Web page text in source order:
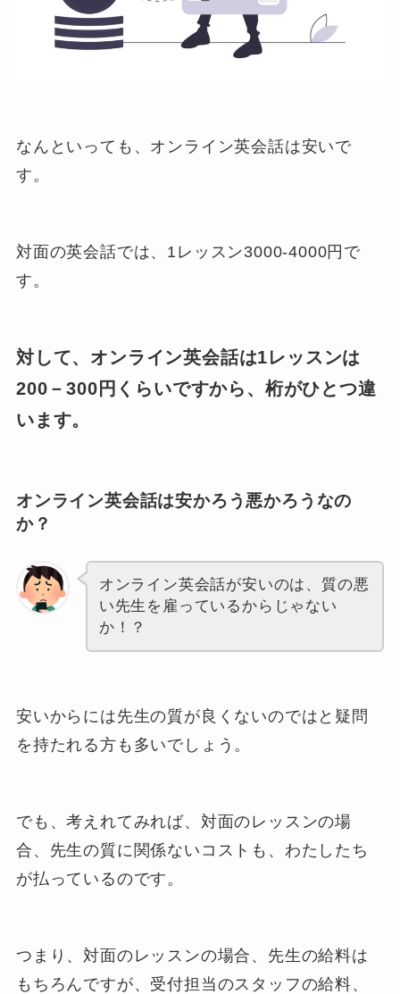
なんといっても、オンライン英会話は安いで
す。
対面の英会話では、1レッスン3000-4000円で
す。
対して、オンライン英会話は1レッスンは
200－300円くらいですから、桁がひとつ違
います。
オンライン英会話は安かろう悪かろうなの
か？
オンライン英会話が安いのは、質の悪
い先生を雇っているからじゃない
か！？
安いからには先生の質が良くないのではと疑問
を持たれる方も多いでしょう。
でも、考えれてみれば、対面のレッスンの場
合、先生の質に関係ないコストも、わたしたち
が払っているのです。
つまり、対面のレッスンの場合、先生の給料は
もちろんですが、受付担当のスタッフの給料、